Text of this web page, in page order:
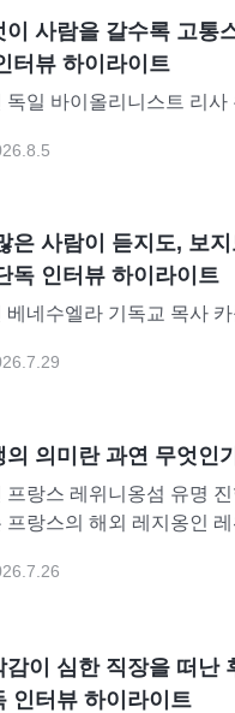
이 사람을 갈수록 고통
터뷰 하이라이트
독일 바이올리니스트 리사
입니다. 하지만 박수와
은 사람이 듣지도, 보
독 인터뷰 하이라이트
베네수엘라 기독교 목사 카를
왔습니다. 2017년경, 그는
의 의미란 과연 무엇인
프랑스 레위니옹섬 유명 진
프랑스의 해외 레지옹인
감이 심한 직장을 떠난
인터뷰 하이라이트